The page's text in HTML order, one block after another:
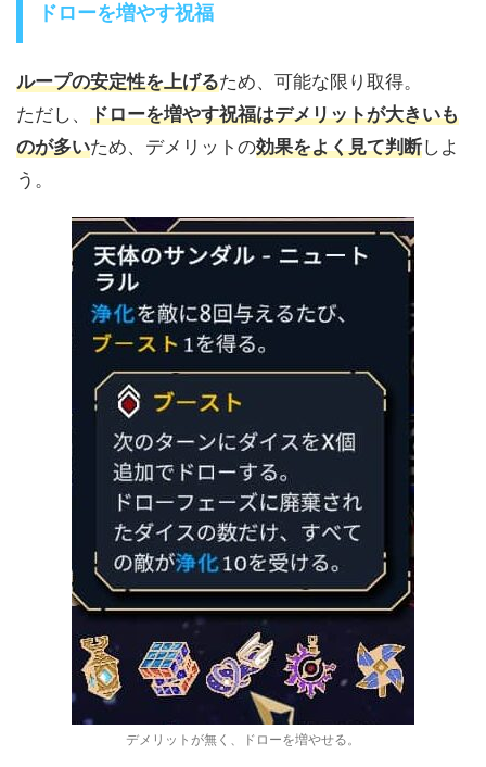
ドローを増やす祝福
ループの安定性を上げるため、可能な限り取得。
ただし、 ドローを増やす祝福はデメリットが大きいも
のが多いため、デメリットの効果をよく見て判断しよ
う。
デメリットが無く、ドローを増やせる。